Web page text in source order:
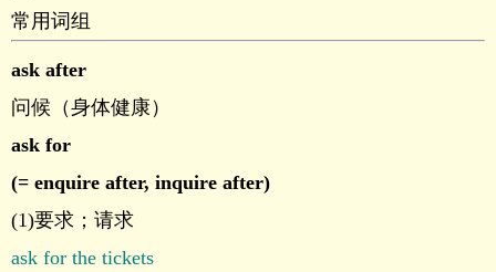
常用词组
ask after
问候（身体健康）
ask for
(= enquire after, inquire after)
(1)要求；请求
ask for the tickets